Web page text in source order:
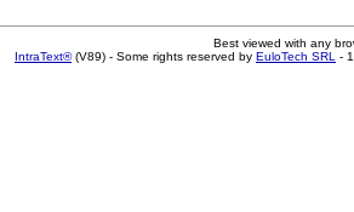
Best viewed with any
IntraText®(V89) - Some rights reserved by EuloTech SRL -